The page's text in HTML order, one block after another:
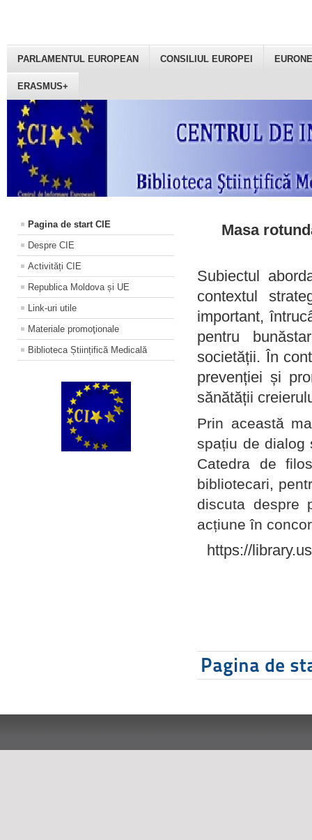
PARLAMENTUL EUROPEAN CONSILIUL EUROPEI
ERASMUS+
Pagina de start CIE
Despre CIE
Activități CIE
Republica Moldova și UE
Link-uri utile
Materiale promoţionale
Biblioteca Științifică Medicală
Masa
Subiectul
contextul
important,
pentru
societății. În
prevenției și
sănătății
Prin această
spațiu de dialog
Catedra de
bibliotecari,
discuta despre
acțiune în
https://
Pagina de